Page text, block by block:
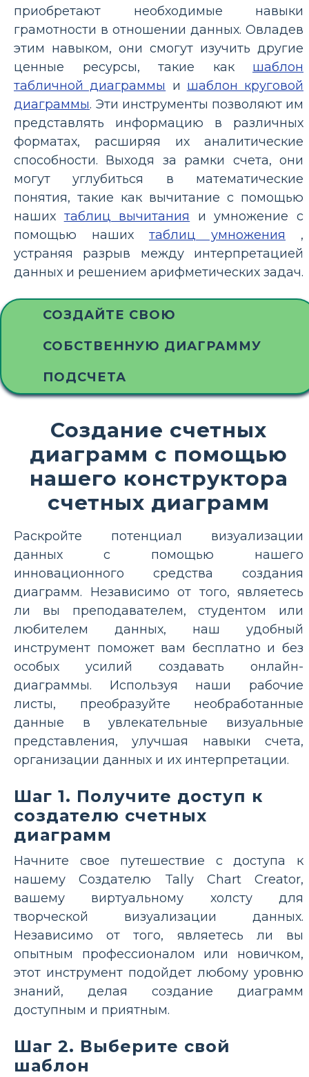
приобретают необходимые навыки
грамотности в отношении данных. Овладев
этим навыком, они смогут изучить другие
ценные ресурсы, такие как шаблон
табличной диаграммы и шаблон круговой
диаграммы. Эти инструменты позволяют им
представлять информацию в различных
форматах, расширяя их аналитические
способности. Выходя за рамки счета, они
могут углубиться в математические
понятия, такие как вычитание с помощью
наших таблиц вычитания
и умножение с
помощью наших таблиц умножения ,
устраняя разрыв между интерпретацией
данных и решением арифметических задач.
СОЗДАЙТЕ СВОЮ
СОБСТВЕННУЮ ДИАГРАММУ
ПОДСЧЕТА
Создание счетных
диаграмм с помощью
нашего конструктора
счетных диаграмм
Раскройте потенциал визуализации
данных с помощью нашего
инновационного средства создания
диаграмм. Независимо от того, являетесь
ли вы преподавателем, студентом или
любителем данных, наш удобный
инструмент поможет вам бесплатно и без
особых усилий создавать онлайн-
диаграммы. Используя наши рабочие
листы, преобразуйте необработанные
данные в увлекательные визуальные
представления, улучшая навыки счета,
организации данных и их интерпретации.
Шаг 1. Получите доступ к
создателю счетных
диаграмм
Начните свое путешествие с доступа к
нашему Создателю Tally Chart Creator,
вашему виртуальному холсту для
творческой визуализации данных.
Независимо от того, являетесь ли вы
опытным профессионалом или новичком,
этот инструмент подойдет любому уровню
знаний, делая создание диаграмм
доступным и приятным.
Шаг 2. Выберите свой
шаблон